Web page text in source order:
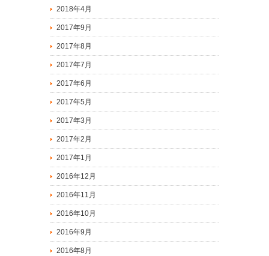
2018年4月
2017年9月
2017年8月
2017年7月
2017年6月
2017年5月
2017年3月
2017年2月
2017年1月
2016年12月
2016年11月
2016年10月
2016年9月
2016年8月